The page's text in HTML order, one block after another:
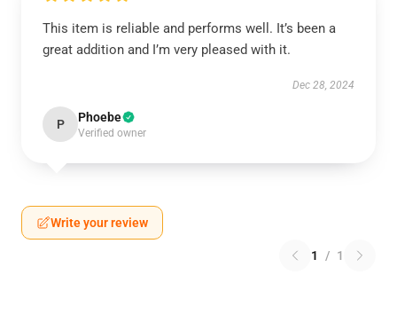
This item is reliable and performs well. It’s been a
great addition and I’m very pleased with it.
Dec 28, 2024
P Phoebe
Verified owner
Write your review
1 / 1